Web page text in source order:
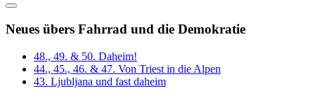
Neues übers Fahrrad und die Demokratie
48., 49. & 50. Daheim!
44., 45., 46. & 47. Von Triest in die Alpen
43. Ljubljana und fast daheim